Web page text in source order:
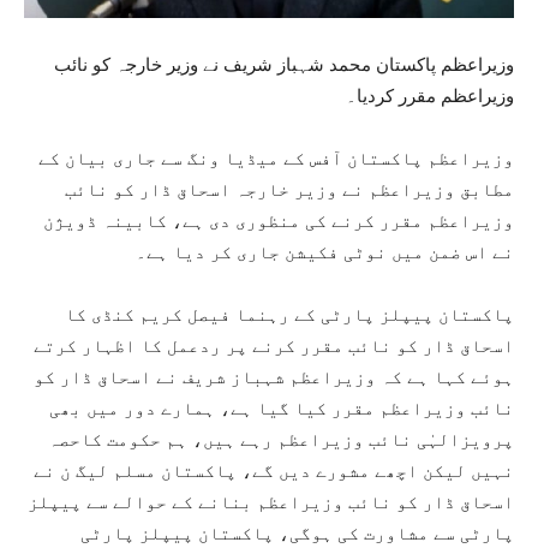
وزیراعظم پاکستان محمد شہباز شریف نے وزیر خارجہ کو نائب
وزیراعظم مقرر کردیا۔
وزیراعظم پاکستان آفس کے میڈیا ونگ سے جاری بیان کے
مطابق وزیراعظم نے وزیر خارجہ اسحاق ڈار کو نائب
وزیراعظم مقرر کرنے کی منظوری دی ہے، کابینہ ڈویژن
نے اس ضمن میں نوٹی فکیشن جاری کر دیا ہے۔
پاکستان پیپلز پارٹی کے رہنما فیصل کریم کنڈی کا
اسحاق ڈار کو نائب مقرر کرنے پر ردعمل کا اظہار کرتے
ہوئے کہا ہے کہ وزیراعظم شہباز شریف نے اسحاق ڈار کو
نائب وزیراعظم مقرر کیا گیا ہے، ہمارے دور میں بھی
پرویزالہٰی نائب وزیراعظم رہے ہیں، ہم حکومت کاحصہ
نہیں لیکن اچھے مشورے دیں گے، پاکستان مسلم لیگ ن نے
اسحاق ڈار کو نائب وزیراعظم بنانے کے حوالے سے پیپلز
پارٹی سے مشاورت کی ہوگی، پاکستان پیپلز پارٹی